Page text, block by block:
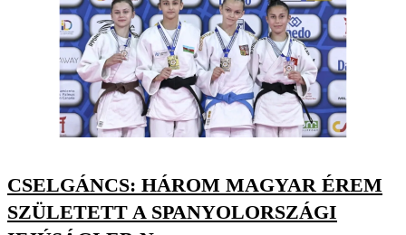
CSELGÁNCS: HÁROM MAGYAR ÉREM
SZÜLETETT A SPANYOLORSZÁGI